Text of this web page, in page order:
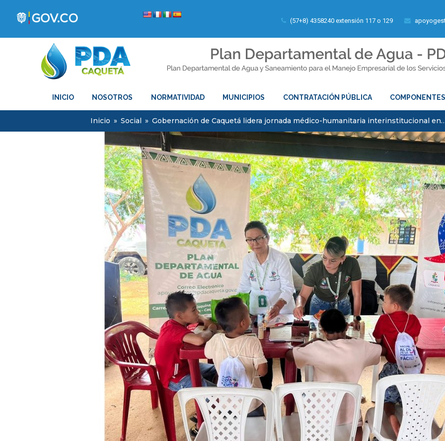
(57+8) 4358240 extensión 117 o 129
INICIO NOSOTROS NORMATIVIDAD MUNICIPIOS CONTRATACIÓN PÚBLICA COMPONENTES
Inicio » Social » Gobernación de Caquetá lidera jornada médico-humanitaria interinstitucional